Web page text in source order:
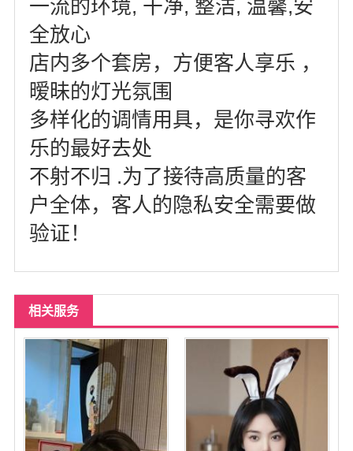
一流的环境, 干净, 整洁, 温馨,安
全放心
店内多个套房，方便客人享乐 ，
暧昧的灯光氛围
多样化的调情用具，是你寻欢作
乐的最好去处
不射不归 .为了接待高质量的客
户全体，客人的隐私安全需要做
验证！
相关服务